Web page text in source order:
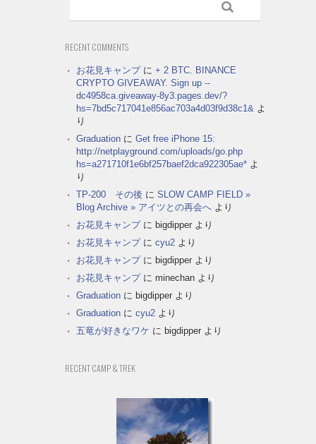
RECENT COMMENTS
お花見キャンプに + 2 BTC. BINANCE
CRYPTO GIVEAWAY. Sign up --
dc4958ca.giveaway-8y3.pages.dev/?
hs=7bd5c717041e856ac703a4d03f9d38c1& よ
り
Graduation に Get free iPhone 15:
http://netplayground.com/uploads/go.php
hs=a271710f1e6bf257baef2dca922305ae* よ
り
TP-200 その後 に SLOW CAMP FIELD »
Blog Archive » アイツとの再会へ より
お花見キャンプに bigdipper より
お花見キャンプに cyu2 より
お花見キャンプに bigdipper より
お花見キャンプに minechan より
Graduation に bigdipper より
Graduation に cyu2 より
五竜が好きなワケ に bigdipper より
RECENT CAMP & TREK